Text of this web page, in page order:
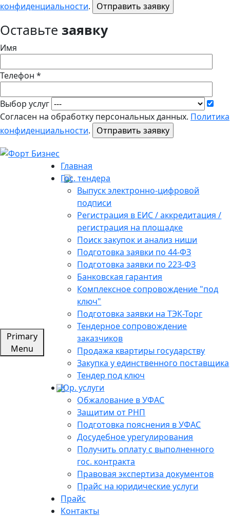
конфиденциальности.
Оставьте заявку
Имя
Телефон *
Выбор услуг
Согласен на обработку персональных данных. Политика
конфиденциальности.
Primary
Menu
Главная
Гос. тендера
Выпуск электронно-цифровой
подписи
Регистрация в ЕИС / аккредитация /
регистрация на площадке
Поиск закупок и анализ ниши
Подготовка заявки по 44-ФЗ
Подготовка заявки по 223-ФЗ
Банковская гарантия
Комплексное сопровождение "под
ключ"
Подготовка заявки на ТЭК-Торг
Тендерное сопровождение
заказчиков
Продажа квартиры государству
Закупка у единственного поставщика
Тендер под ключ
Юр. услуги
Обжалование в УФАС
Защитим от РНП
Подготовка пояснения в УФАС
Досудебное урегулирования
Получить оплату с выполненного
гос. контракта
Правовая экспертиза документов
Прайс на юридические услуги
Прайс
Контакты